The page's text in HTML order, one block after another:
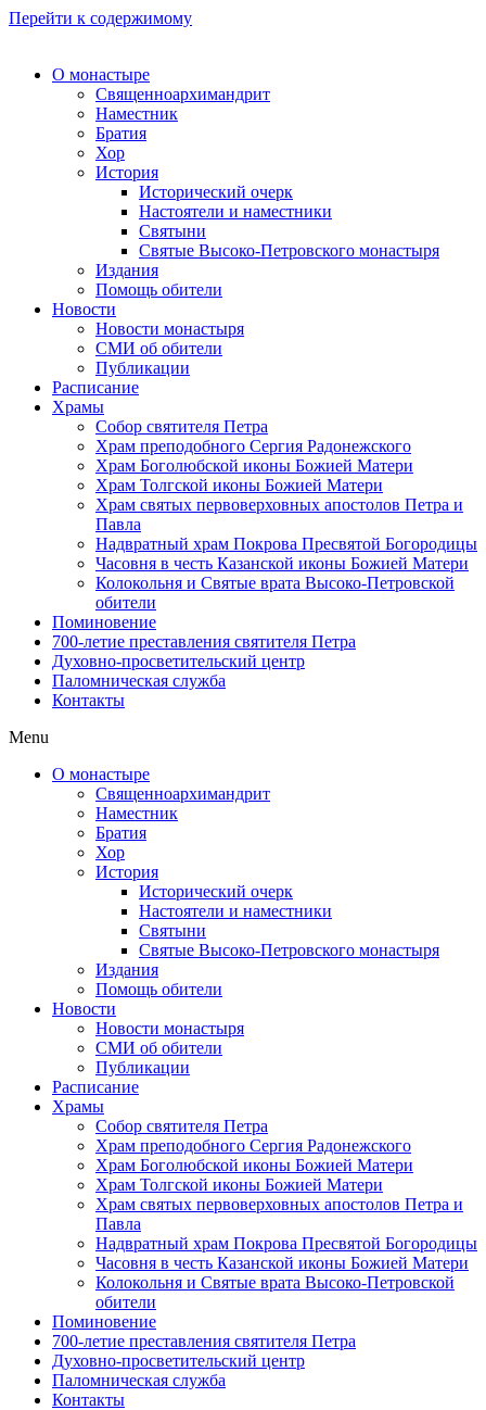
Перейти к содержимому
О монастыре
Священноархимандрит
Наместник
Братия
Хор
История
Исторический очерк
Настоятели и наместники
Святыни
Святые Высоко-Петровского монастыря
Издания
Помощь обители
Новости
Новости монастыря
СМИ об обители
Публикации
Расписание
Храмы
Собор святителя Петра
Храм преподобного Сергия Радонежского
Храм Боголюбской иконы Божией Матери
Храм Толгской иконы Божией Матери
Храм святых первоверховных апостолов Петра и
Павла
Надвратный храм Покрова Пресвятой Богородицы
Часовня в честь Казанской иконы Божией Матери
Колокольня и Святые врата Высоко-Петровской
обители
Поминовение
700-летие преставления святителя Петра
Духовно-просветительский центр
Паломническая служба
Контакты
Menu
О монастыре
Священноархимандрит
Наместник
Братия
Хор
История
Исторический очерк
Настоятели и наместники
Святыни
Святые Высоко-Петровского монастыря
Издания
Помощь обители
Новости
Новости монастыря
СМИ об обители
Публикации
Расписание
Храмы
Собор святителя Петра
Храм преподобного Сергия Радонежского
Храм Боголюбской иконы Божией Матери
Храм Толгской иконы Божией Матери
Храм святых первоверховных апостолов Петра и
Павла
Надвратный храм Покрова Пресвятой Богородицы
Часовня в честь Казанской иконы Божией Матери
Колокольня и Святые врата Высоко-Петровской
обители
Поминовение
700-летие преставления святителя Петра
Духовно-просветительский центр
Паломническая служба
Контакты